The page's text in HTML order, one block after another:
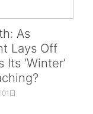
As
Lays Off
Its ‘Winter’
日